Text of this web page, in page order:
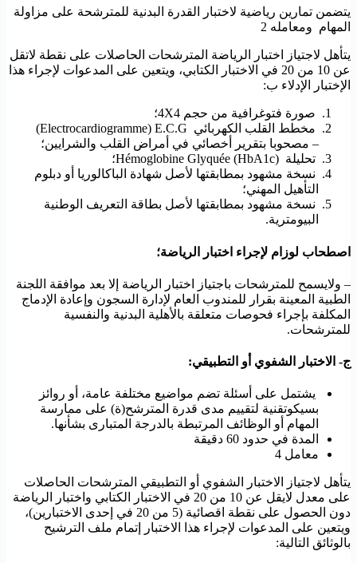
يتضمن تمارين رياضية لاختبار القدرة البدنية للمترشحة على مزاولة
المهام ومعامله 2
يتأهل لاجتياز اختبار الرياضة المترشحات الحاصلات على نقطة لاتقل
عن 10 من 20 في الاختبار الكتابي، ويتعين على المدعوات لإجراء هذا
الإختبار الإدلاء ب:
صورة فتوغرافية من حجم 4X4؛
مخطط القلب الكهربائي Electrocardiogramme) E.C.G)
– مصحوبا بتقرير أخصائي في أمراض القلب والشرايين؛
تحليلة (Hémoglobine Glyquée (HbA1c؛
نسخة مشهود بمطابقتها لأصل شهادة الباكالوريا أو دبلوم
التأهيل المهني؛
نسخة مشهود بمطابقتها لأصل بطاقة التعريف الوطنية
البيومترية.
اصطحاب لوزام لإجراء اختبار الرياضة؛
– ولايسمح للمترشحات باجتياز اختبار الرياضة إلا بعد موافقة اللجنة
الطبية المعينة بقرار للمندوب العام لإدارة السجون وإعادة الإدماج
المكلفة بإجراء فحوصات متعلقة بالأهلية البدنية والنفسية
للمترشحات.
ج- الاختبار الشفوي أو التطبيقي:
يشتمل على أسئلة تضم مواضيع مختلفة عامة، أو روائز
بسيكوتقنية لتقييم مدى قدرة المترشح(ة) على ممارسة
المهام أو الوظائف المرتبطة بالدرجة المتبارى بشأنها.
المدة في حدود 60 دقيقة
معامل 4
يتأهل لاجتياز الاختبار الشفوي أو التطبيقي المترشحات الحاصلات
على معدل لايقل عن 10 من 20 في الاختبار الكتابي واختبار الرياضة
دون الحصول على نقطة اقصائية (5 من 20 في إحدى الاختبارين)،
ويتعين على المدعوات لإجراء هذا الاختبار إتمام ملف الترشيح
بالوثائق التالية: